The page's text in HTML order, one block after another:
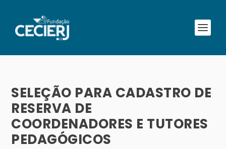
SELEÇÃO PARA CADASTRO DE
RESERVA DE
COORDENADORES E TUTORES
PEDAGÓGICOS